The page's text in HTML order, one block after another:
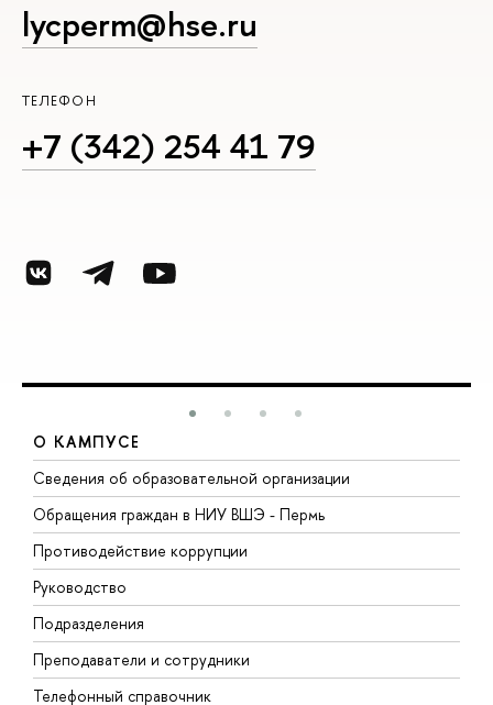
lycperm@hse.ru
ТЕЛЕФОН
+7 (342) 254 41 79
О КАМПУСЕ
Сведения об образовательной организации
Обращения граждан в НИУ ВШЭ - Пермь
Противодействие коррупции
Руководство
Подразделения
Преподаватели и сотрудники
Телефонный справочник